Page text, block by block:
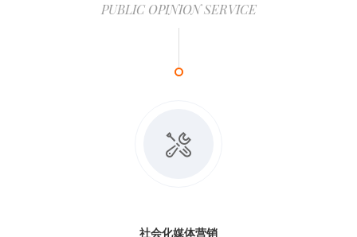
PUBLIC OPINION SERVICE
社会化媒体营销